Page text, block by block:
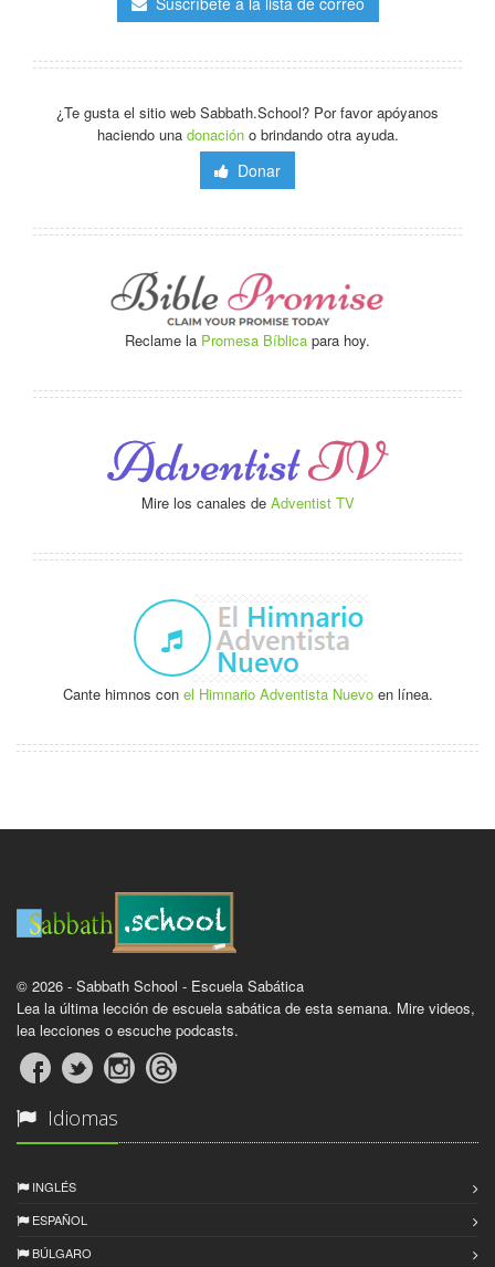
¿Te gusta el sitio web Sabbath.School? Por favor apóyanos
haciendo una donacióno brindando otra ayuda.
Donar
Reclame la Promesa Bíblica para hoy.
Mire los canales de Adventist TV
Cante himnos con el Himnario Adventista Nuevoen línea.
© 2026 - Sabbath School - Escuela Sabática
Lea la última lección de escuela sabática de esta semana. Mire videos,
lea lecciones o escuche podcasts.
Idiomas
INGLÉS
ESPAÑOL
BÚLGARO